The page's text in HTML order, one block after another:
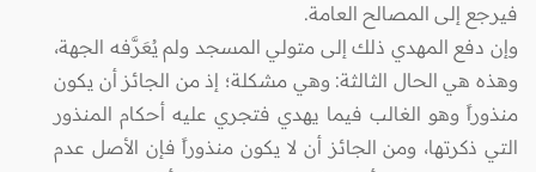
فيرجع إلى المصالح العامة.
وإن دفع المهدي ذلك إلى متولي المسجد ولم يُعَرَّفه الجهة،
وهذه هي الحال الثالثة: وهي مشكلة؛ إذ من الجائز أن يكون
منذوراً وهو الغالب فيما يهدي فتجري عليه أحكام المنذور
التي ذكرتها، ومن الجائز أن لا يكون منذوراً فإن الأصل عدم